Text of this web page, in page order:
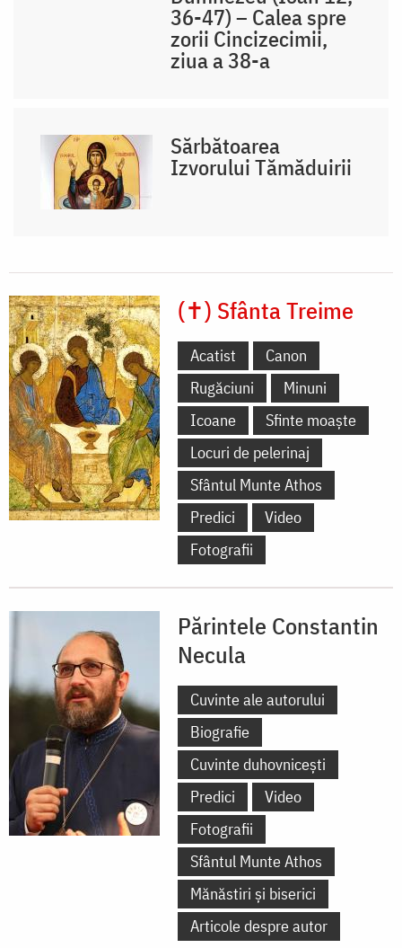
36-47) – Calea spre
zorii Cincizecimii,
ziua a 38-a
Sărbătoarea
Izvorului Tămăduirii
(✝) Sfânta Treime
Acatist
Canon
Rugăciuni
Minuni
Icoane
Sfinte moaște
Locuri de pelerinaj
Sfântul Munte Athos
Predici
Video
Fotografii
Părintele Constantin
Necula
Cuvinte ale autorului
Biografie
Cuvinte duhovnicești
Predici
Video
Fotografii
Sfântul Munte Athos
Mănăstiri și biserici
Articole despre autor